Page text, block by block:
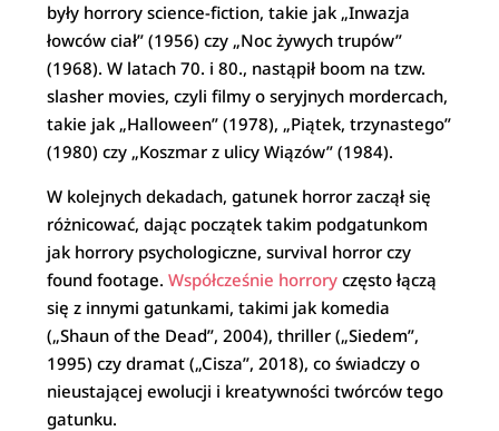
były horrory science-fiction, takie jak „Inwazja
łowców ciał” (1956) czy „Noc żywych trupów”
(1968). W latach 70. i 80., nastąpił boom na tzw.
slasher movies, czyli filmy o seryjnych mordercach,
takie jak „Halloween” (1978), „Piątek, trzynastego”
(1980) czy „Koszmar z ulicy Wiązów” (1984).
W kolejnych dekadach, gatunek horror zaczął się
różnicować, dając początek takim podgatunkom
jak horrory psychologiczne, survival horror czy
found footage.Współcześnie horrory często łączą
się z innymi gatunkami, takimi jak komedia
(„Shaun of the Dead”, 2004), thriller („Siedem”,
1995) czy dramat („Cisza”, 2018), co świadczy o
nieustającej ewolucji i kreatywności twórców tego
gatunku.